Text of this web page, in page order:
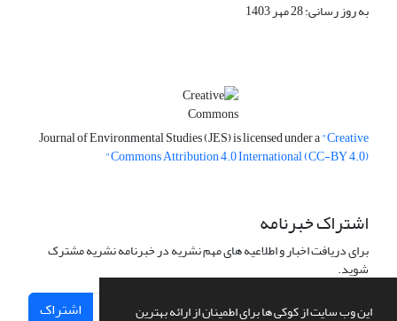
این وب سایت از کوکی ها برای اطمینان از ارائه بهترین
به روز رسانی: 28 مهر 1403
Journal of Environmental Studies (JES) is licensed under a"Creative
Commons Attribution 4.0 International (CC-BY 4.0)"
اشتراک خبرنامه
برای دریافت اخبار و اطلاعیه های مهم نشریه در خبرنامه نشریه مشترک
شوید.
اشتراک